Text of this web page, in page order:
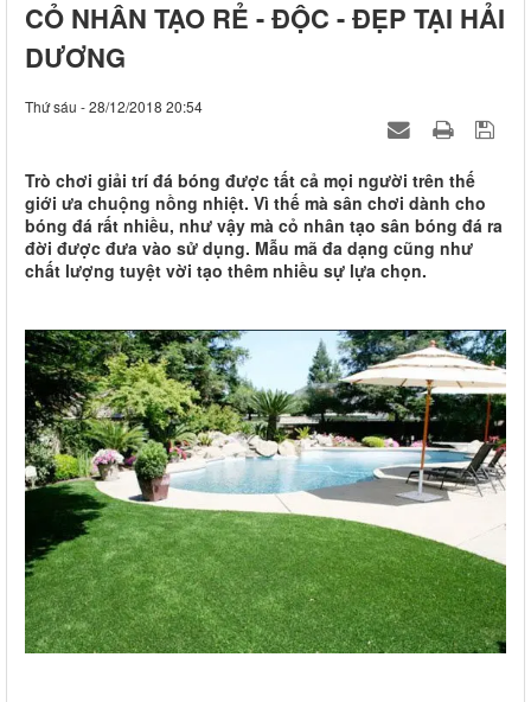
CỎ NHÂN TẠO RẺ - ĐỘC - ĐẸP TẠI HẢI
DƯƠNG
Thứ sáu - 28/12/2018 20:54
Trò chơi giải trí đá bóng được tất cả mọi người trên thế
giới ưa chuộng nồng nhiệt. Vì thế mà sân chơi dành cho
bóng đá rất nhiều, như vậy mà cỏ nhân tạo sân bóng đá ra
đời được đưa vào sử dụng. Mẫu mã đa dạng cũng như
chất lượng tuyệt vời tạo thêm nhiều sự lựa chọn.